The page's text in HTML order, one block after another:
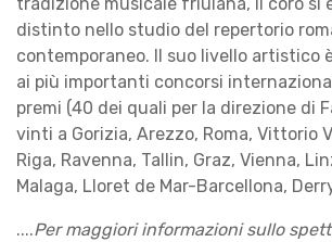
distinto nello studio del repertorio
contemporaneo. Il suo livello artistico
ai più importanti concorsi
premi (40 dei quali per la direzione di
vinti a Gorizia, Arezzo, Roma, Vittorio
Riga, Ravenna, Tallin, Graz, Vienna,
Malaga, Lloret de Mar-Barcellona,
....Per maggiori informazioni sullo